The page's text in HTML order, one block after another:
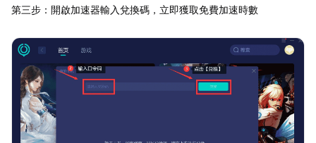
第三步：開啟加速器輸入兌換碼，立即獲取免費加速時數